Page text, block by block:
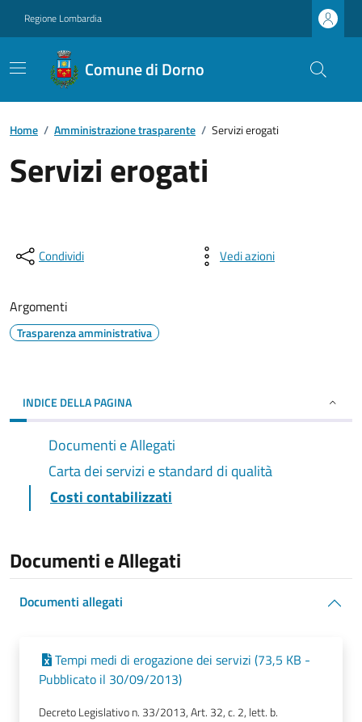
Regione Lombardia
Comune di Dorno
Home / Amministrazione trasparente / Servizi erogati
Servizi erogati
Condividi Vedi azioni
Argomenti
Trasparenza amministrativa
INDICE DELLA PAGINA
Documenti e Allegati
Carta dei servizi e standard di qualità
Costi contabilizzati
Documenti e Allegati
Documenti allegati
Tempi medi di erogazione dei servizi (73,5 KB -
Pubblicato il 30/09/2013)
Decreto Legislativo n. 33/2013, Art. 32, c. 2, lett. b.